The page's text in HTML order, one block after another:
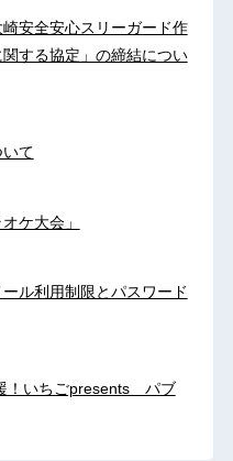
安全安心スリーガード作
する協定」の締結につい
いて
ケ大会」
ル利用制限とパスワード
！いちごpresents パブ